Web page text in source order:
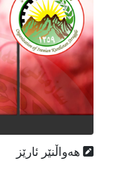
هه‌واڵنێر ئارێز